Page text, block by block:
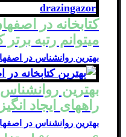
کتابخانه در
میتوانم رتبه
بهترین روانشناس در
بهترین
راههای ایجاد
بهترین روانشناس در